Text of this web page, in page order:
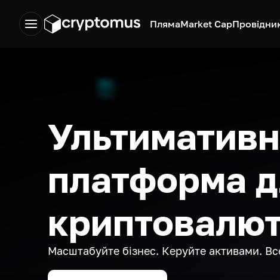
ПлямаMarket Cap
платформа
Масштабуйте бізнес. Керуйте активами.